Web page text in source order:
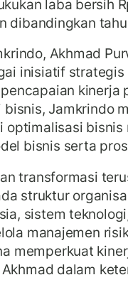
laba bersih
dibandingkan
Akhmad
inisiatif
kinerja
Jamkrindo
optimalisasi bisnis
bisnis serta
transformasi
struktur
sistem
manajemen
memperkuat
dalam